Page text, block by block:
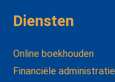
Diensten
Online boekhouden
Financiële administratie